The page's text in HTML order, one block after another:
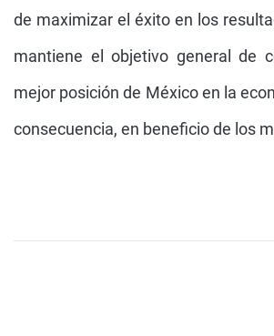
de maximizar el éxito en los
mantiene el objetivo general de
mejor posición de México en la
consecuencia, en beneficio de los